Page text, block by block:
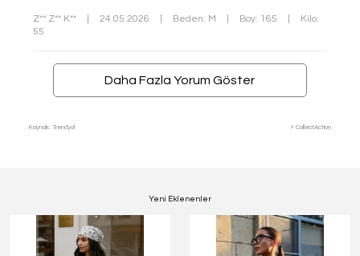
Z** Z** K** 24.05.2026 Beden: M Boy: 165
Kilo:
55
Daha Fazla Yorum Göster
Kaynak: Trendyol ⚡ CollectAction
Yeni Eklenenler